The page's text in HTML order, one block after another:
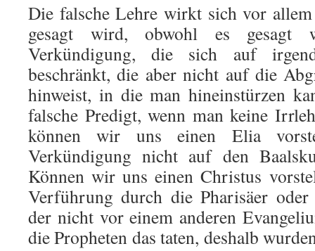
Die falsche Lehre wirkt sich vor
gesagt wird, obwohl es gesagt
Verkündigung, die sich auf
beschränkt, die aber nicht auf die
hinweist, in die man hineinstürzen
falsche Predigt, wenn man keine
können wir uns einen Elia
Verkündigung nicht auf den
Können wir uns einen Christus
Verführung durch die Pharisäer
der nicht vor einem anderen
die Propheten das taten, deshalb